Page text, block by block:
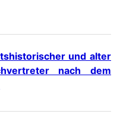
und alter
nach dem